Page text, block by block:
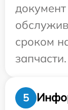
сроком
запчасти.
5